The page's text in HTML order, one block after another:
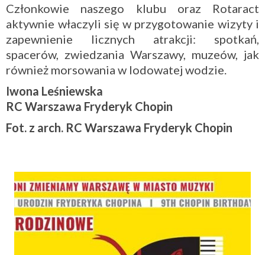
Członkowie naszego klubu oraz Rotaract
aktywnie właczyli się w przygotowanie wizyty i
zapewnienie licznych atrakcji: spotkań,
spacerów, zwiedzania Warszawy, muzeów, jak
również morsowania w lodowatej wodzie.
Iwona Leśniewska
RC Warszawa Fryderyk Chopin
Fot. z arch. RC Warszawa Fryderyk Chopin